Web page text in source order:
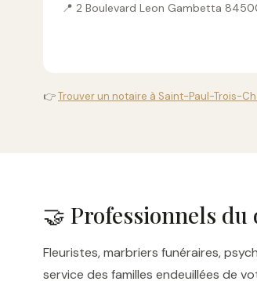
📍 2 Boulevard Leon Gambetta
👉Trouver un notaire à Saint-Paul-Trois-
🤝 Professionnels
Fleuristes, marbriers funéraires,
service des familles endeuillées de